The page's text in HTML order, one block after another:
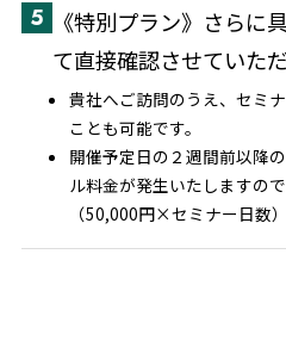
5
《特別プラン》さらに
て直接確認させていただ
貴社へご訪問のうえ、セミ
ことも可能です。
開催予定日の２週間前以降
ル料金が発生いたしますの
（50,000円×セミナー日数）